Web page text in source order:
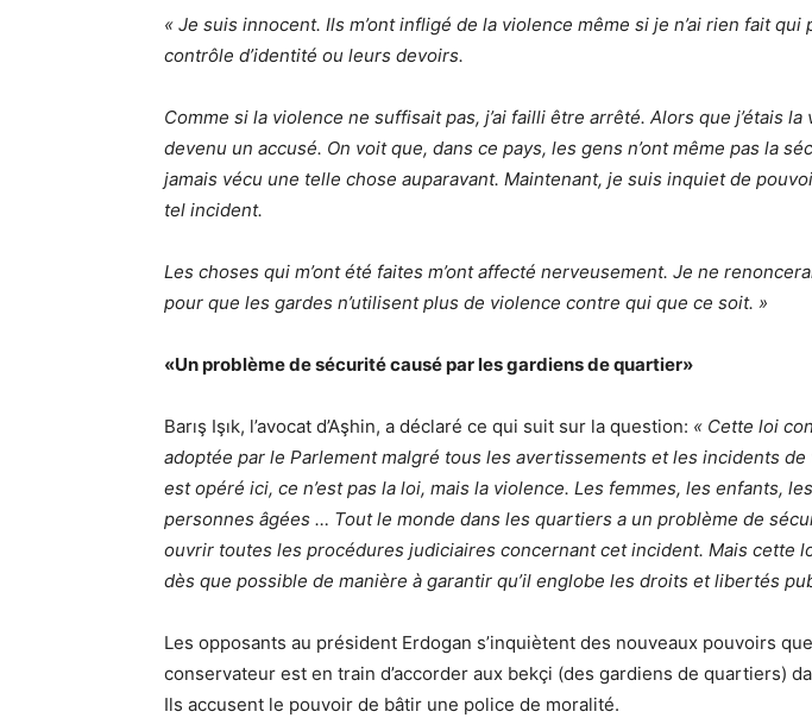
« Je suis innocent. Ils m’ont infligé de la violence même si je n’ai rien fait
contrôle d’identité ou leurs devoirs.
Comme si la violence ne suffisait pas, j’ai failli être arrêté. Alors que j’étais la
devenu un accusé. On voit que, dans ce pays, les gens n’ont même pas la
jamais vécu une telle chose auparavant. Maintenant, je suis inquiet de
tel incident.
Les choses qui m’ont été faites m’ont affecté nerveusement. Je ne
pour que les gardes n’utilisent plus de violence contre qui que ce soit. »
«Un problème de sécurité causé par les gardiens de quartier»
Barış Işık, l’avocat d’Aşhin, a déclaré ce qui suit sur la question: « Cette loi
adoptée par le Parlement malgré tous les avertissements et les incidents
est opéré ici, ce n’est pas la loi, mais la violence. Les femmes, les enfants,
personnes âgées … Tout le monde dans les quartiers a un problème de
ouvrir toutes les procédures judiciaires concernant cet incident. Mais cette
dès que possible de manière à garantir qu’il englobe les droits et libertés
Les opposants au président Erdogan s’inquiètent des nouveaux pouvoirs
conservateur est en train d’accorder aux bekçi (des gardiens de quartiers)
Ils accusent le pouvoir de bâtir une police de moralité.